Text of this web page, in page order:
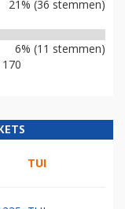
21% (36 stemmen)
6% (11 stemmen)
TUI